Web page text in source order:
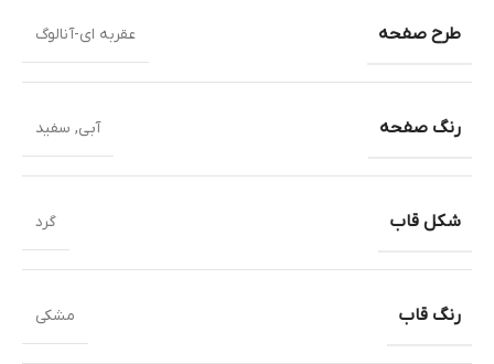
طرح صفحه عقربه ای-آنالوگ
رنگ صفحه آبی, سفید
شکل قاب گرد
رنگ قاب مشکی